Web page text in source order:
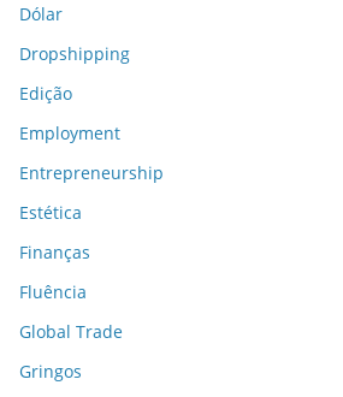
Dólar
Dropshipping
Edição
Employment
Entrepreneurship
Estética
Finanças
Fluência
Global Trade
Gringos